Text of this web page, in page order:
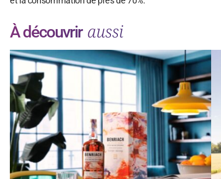
À découvrir aussi